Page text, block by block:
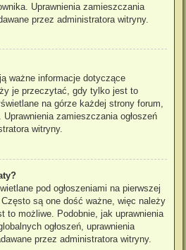
Uprawnienia zamieszczania
przez administratora witryny.
ważne informacje dotyczące
je przeczytać, gdy tylko jest to
na górze każdej strony forum,
zamieszczania ogłoszeń
witryny.
pod ogłoszeniami na pierwszej
są one dość ważne, więc należy
to możliwe. Podobnie, jak uprawnienia
ogłoszeń, uprawnienia
przez administratora witryny.